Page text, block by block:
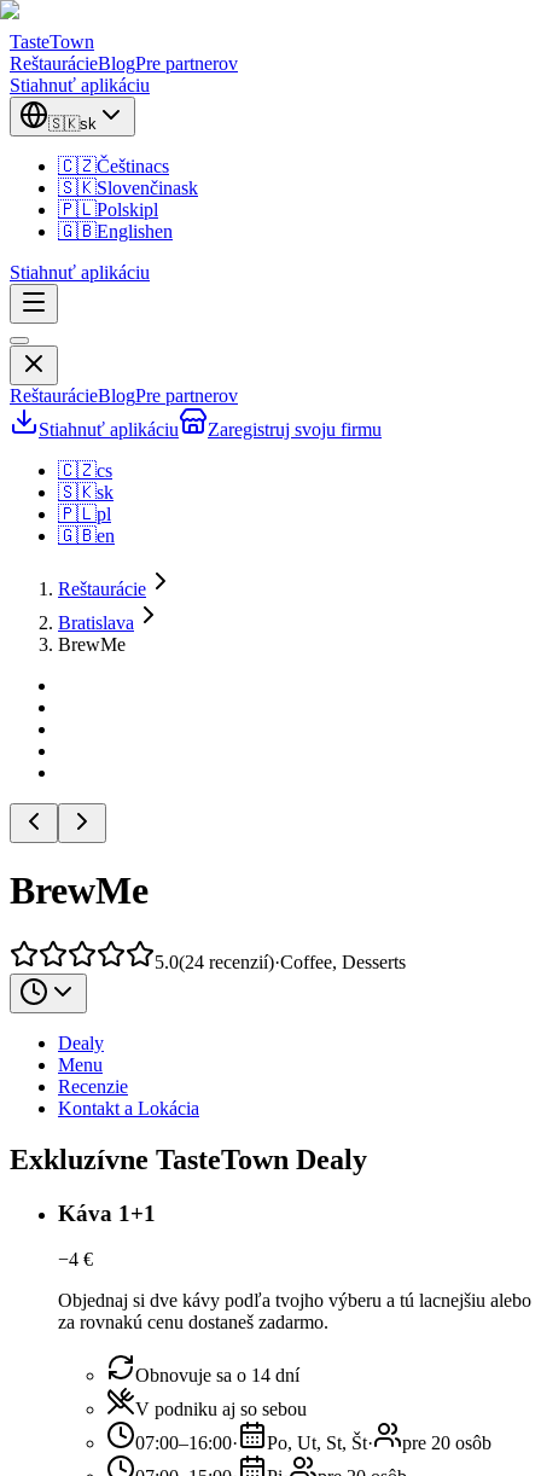
TasteTown
ReštaurácieBlogPre partnerov
Stiahnuť aplikáciu
🇸🇰sk
🇨🇿Češtinacs
🇸🇰Slovenčinask
🇵🇱Polskipl
🇬🇧Englishen
Stiahnuť aplikáciu
ReštaurácieBlogPre partnerov
Stiahnuť aplikáciu
Zaregistruj svoju firmu
🇨🇿cs
🇸🇰sk
🇵🇱pl
🇬🇧en
Reštaurácie
Bratislava
BrewMe
BrewMe
5.0(24 recenzií)·Coffee, Desserts
Dealy
Menu
Recenzie
Kontakt a Lokácia
Exkluzívne TasteTown Dealy
Káva 1+1
−4 €
Objednaj si dve kávy podľa tvojho výberu a tú lacnejšiu alebo
za rovnakú cenu dostaneš zadarmo.
Obnovuje sa o 14 dní
V podniku aj so sebou
07:00–16:00· Po, Ut, St, Št·
pre 20 osôb